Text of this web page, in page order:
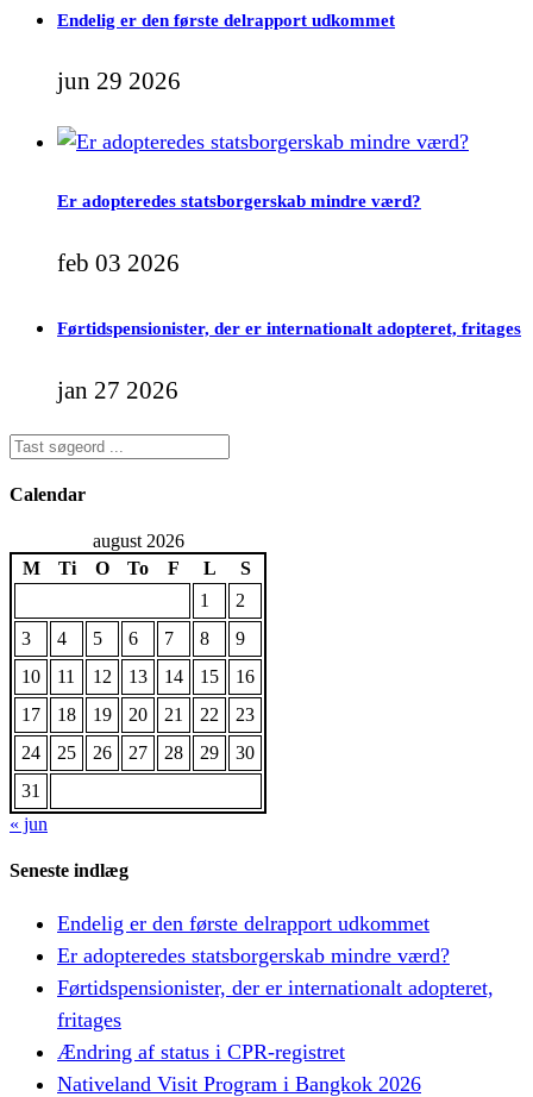
Endelig er den første delrapport udkommet
jun 29 2026
Er adopteredes statsborgerskab mindre værd?
feb 03 2026
Førtidspensionister, der er internationalt adopteret, fritages
jan 27 2026
Calendar
august 2026
M
Ti O To F L
S
1
2
3
4 5 6 7 8
9
10
11 12 13 14 15
16
17
18 19 20 21 22
23
24
25 26 27 28 29
30
31
« jun
Seneste indlæg
Endelig er den første delrapport udkommet
Er adopteredes statsborgerskab mindre værd?
Førtidspensionister, der er internationalt adopteret,
fritages
Ændring af status i CPR-registret
Nativeland Visit Program i Bangkok 2026